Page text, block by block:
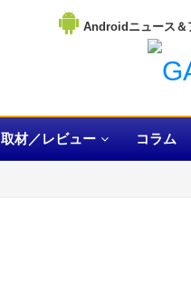
Androidニュース＆
取材／レビュー コラム